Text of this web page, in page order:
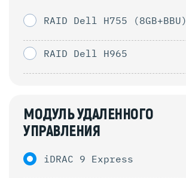
RAID Dell H755 (8GB+BBU)
RAID Dell H965
МОДУЛЬ УДАЛЕННОГО
УПРАВЛЕНИЯ
iDRAC 9 Express